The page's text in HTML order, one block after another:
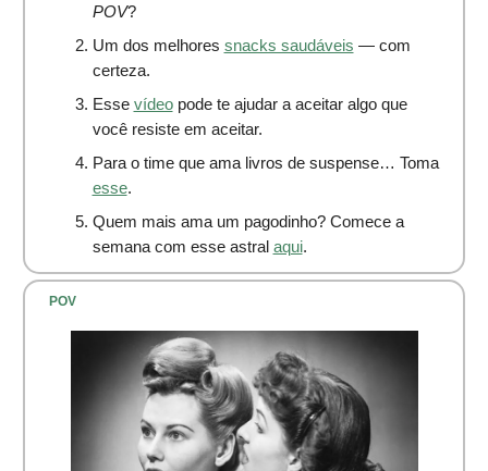
POV?
Um dos melhores snacks saudáveis — com
certeza.
Esse vídeopode te ajudar a aceitar algo que
você resiste em aceitar.
Para o time que ama livros de suspense… Toma
esse.
Quem mais ama um pagodinho? Comece a
semana com esse astral aqui.
POV